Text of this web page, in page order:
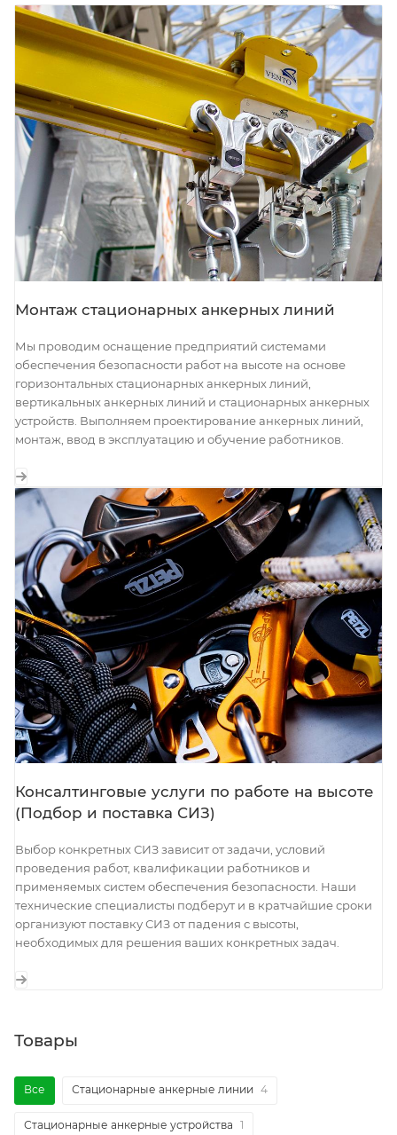
Монтаж стационарных анкерных линий
Мы проводим оснащение предприятий системами
обеспечения безопасности работ на высоте на основе
горизонтальных стационарных анкерных линий,
вертикальных анкерных линий и стационарных анкерных
устройств. Выполняем проектирование анкерных линий,
монтаж, ввод в эксплуатацию и обучение работников.
Консалтинговые услуги по работе на высоте
(Подбор и поставка СИЗ)
Выбор конкретных СИЗ зависит от задачи, условий
проведения работ, квалификации работников и
применяемых систем обеспечения безопасности. Наши
технические специалисты подберут и в кратчайшие сроки
организуют поставку СИЗ от падения с высоты,
необходимых для решения ваших конкретных задач.
Товары
Все Стационарные анкерные линии 4
Стационарные анкерные устройства 1